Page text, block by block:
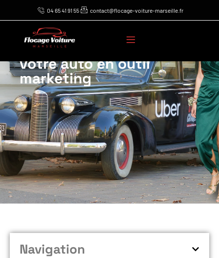
04 65 41 91 55 contact@flocage-voiture-marseille.fr
Le pouvoir du marquage
de véhicule : transformer
votre auto en outil
marketing
Navigation